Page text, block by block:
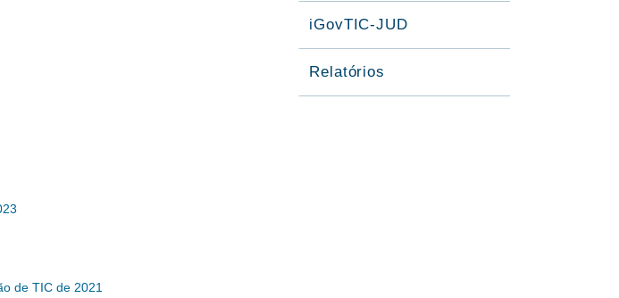
de TIC de 2021
iGovTIC-JUD
Relatórios